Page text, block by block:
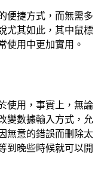
便捷方式，而無需多
尤其如此，其中鼠標
使用中更加實用。
使用，事實上，無論
變數據輸入方式，允
無意的錯誤而刪除太
到晚些時候就可以開